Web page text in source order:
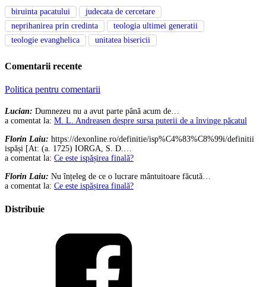
biruinta pacatului
judecata de cercetare
neprihanirea prin credinta
teologia ultimei generatii
teologie evanghelica
unitatea bisericii
Comentarii recente
Politica pentru comentarii
Lucian: Dumnezeu nu a avut parte până acum de…
a comentat la: M. L. Andreasen despre sursa puterii de a învinge păcatul
Florin Laiu: https://dexonline.ro/definitie/isp%C4%83%C8%99i/definitii
ispăși [At: (a. 1725) IORGA, S. D.…
a comentat la: Ce este ispășirea finală?
Florin Laiu: Nu înțeleg de ce o lucrare mântuitoare făcută…
a comentat la: Ce este ispășirea finală?
Distribuie